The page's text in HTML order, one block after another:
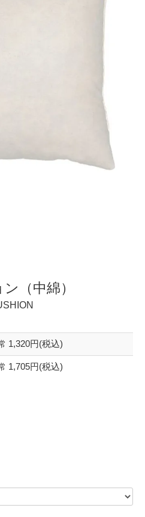
（中綿）
1,320円(税込)
1,705円(税込)